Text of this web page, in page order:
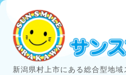
新潟県村上市にある総合型地